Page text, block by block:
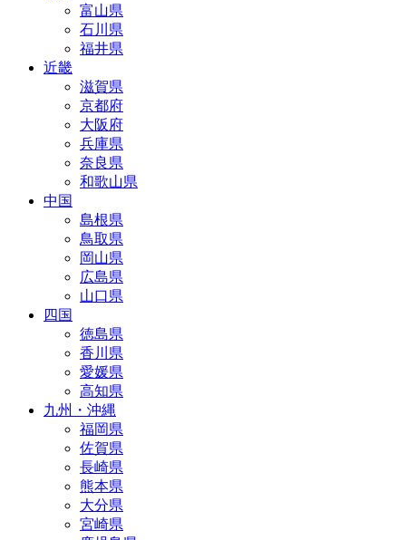
富山県
石川県
福井県
近畿
滋賀県
京都府
大阪府
兵庫県
奈良県
和歌山県
中国
島根県
鳥取県
岡山県
広島県
山口県
四国
徳島県
香川県
愛媛県
高知県
九州・沖縄
福岡県
佐賀県
長崎県
熊本県
大分県
宮崎県